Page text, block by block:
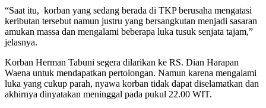
“Saat itu, korban yang sedang berada di TKP berusaha mengatasi
keributan tersebut namun justru yang bersangkutan menjadi sasaran
amukan massa dan mengalami beberapa luka tusuk senjata tajam,”
jelasnya.
Korban Herman Tabuni segera dilarikan ke RS. Dian Harapan
Waena untuk mendapatkan pertolongan. Namun karena mengalami
luka yang cukup parah, nyawa korban tidak dapat diselamatkan dan
akhirnya dinyatakan meninggal pada pukul 22.00 WIT.